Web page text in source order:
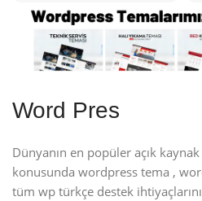
Word Pres
Dünyanın en popüler açık
konusunda wordpress tema ,
tüm wp türkçe destek